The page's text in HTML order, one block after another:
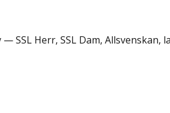
Herr, SSL Dam, Allsvenskan,